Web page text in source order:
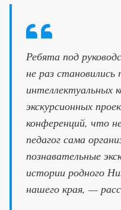
Ребята под
не раз
интеллектуальных
экскурсионных
конференций, что
педагог сама
познавательные
истории родного
нашего края, —